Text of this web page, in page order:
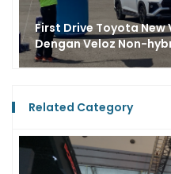
First Drive Toyota New
Dengan Veloz Non-
Related Category